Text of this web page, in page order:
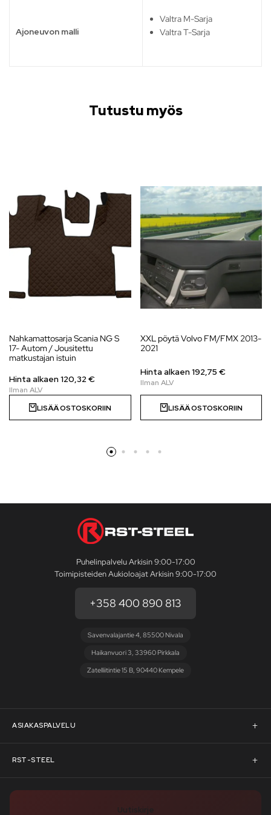
Ajoneuvon malli
Valtra M-Sarja
Valtra T-Sarja
Tutustu myös
Nahkamattosarja Scania NG S
17- Autom / Jousitettu
matkustajan istuin
Hinta alkaen 120,32 €
LISÄÄ OSTOSKORIIN
XXL pöytä Volvo FM/FMX 2013-
2021
Hinta alkaen 192,75 €
LISÄÄ OSTOSKORIIN
Puhelinpalvelu Arkisin 9:00-17:00
Toimipisteiden Aukioloajat Arkisin 9:00-17:00
+358 400 890 813
Savenvalajantie 4, 85500 Nivala
Haikanvuori 3, 33960 Pirkkala
Zatelliitintie 15 B, 90440 Kempele
ASIAKASPALVELU
Asiakaspalvelu
Pyydä tarjous
RST-STEEL
RST-Steelin tarina
Uutiskirje